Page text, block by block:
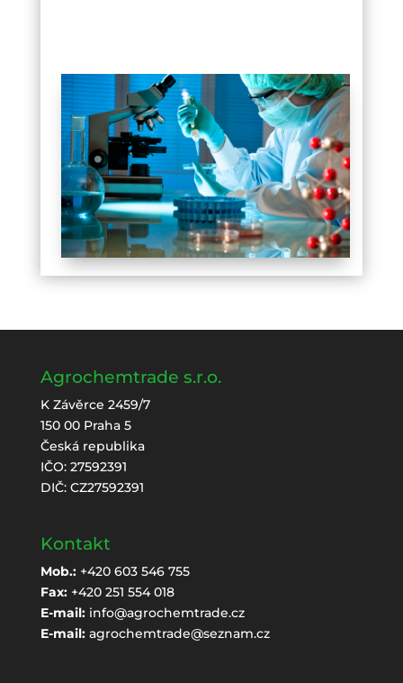
Agrochemtrade s.r.o.
K Závěrce 2459/7
150 00 Praha 5
Česká republika
IČO: 27592391
DIČ: CZ27592391
Kontakt
Mob.:+420 603 546 755
Fax:+420 251 554 018
E-mail: info@agrochemtrade.cz
E-mail: agrochemtrade@seznam.cz